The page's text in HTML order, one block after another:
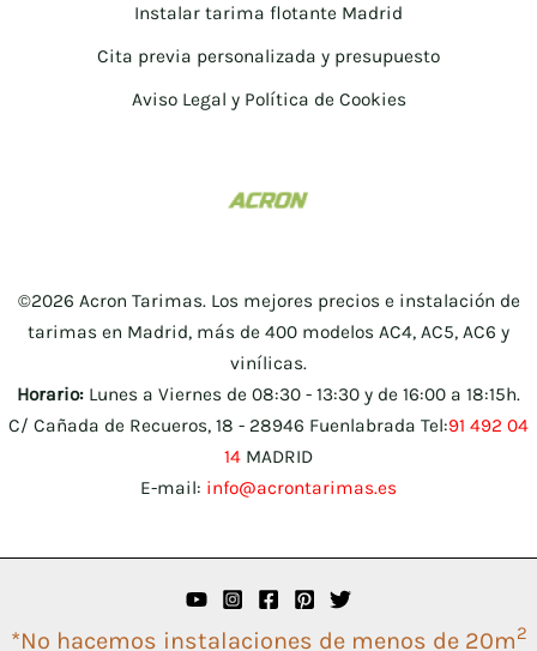
Instalar tarima flotante Madrid
Cita previa personalizada y presupuesto
Aviso Legal y Política de Cookies
©2026 Acron Tarimas. Los mejores precios e instalación de
tarimas en Madrid, más de 400 modelos AC4, AC5, AC6 y
vinílicas.
Horario: Lunes a Viernes de 08:30 - 13:30 y de 16:00 a 18:15h.
C/ Cañada de Recueros, 18 - 28946 Fuenlabrada Tel:91 492 04
14 MADRID
E-mail: info@acrontarimas.es
*No hacemos instalaciones de menos de 20m2